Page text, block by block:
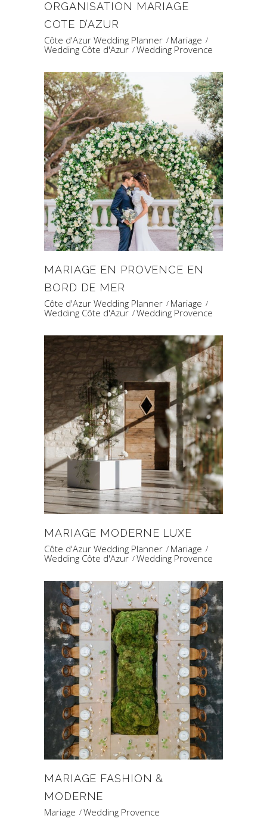
ORGANISATION MARIAGE
COTE D’AZUR
Côte d'Azur Wedding Planner
Mariage
Wedding Côte d'Azur
Wedding Provence
MARIAGE EN PROVENCE EN
BORD DE MER
Côte d'Azur Wedding Planner
Mariage
Wedding Côte d'Azur
Wedding Provence
MARIAGE MODERNE LUXE
Côte d'Azur Wedding Planner
Mariage
Wedding Côte d'Azur
Wedding Provence
MARIAGE FASHION &
MODERNE
Mariage Wedding Provence